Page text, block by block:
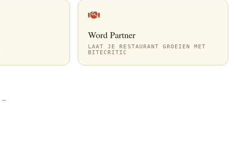
Word Partner
LAAT JE RESTAURANT GROEIEN MET
BITECRITIC
—